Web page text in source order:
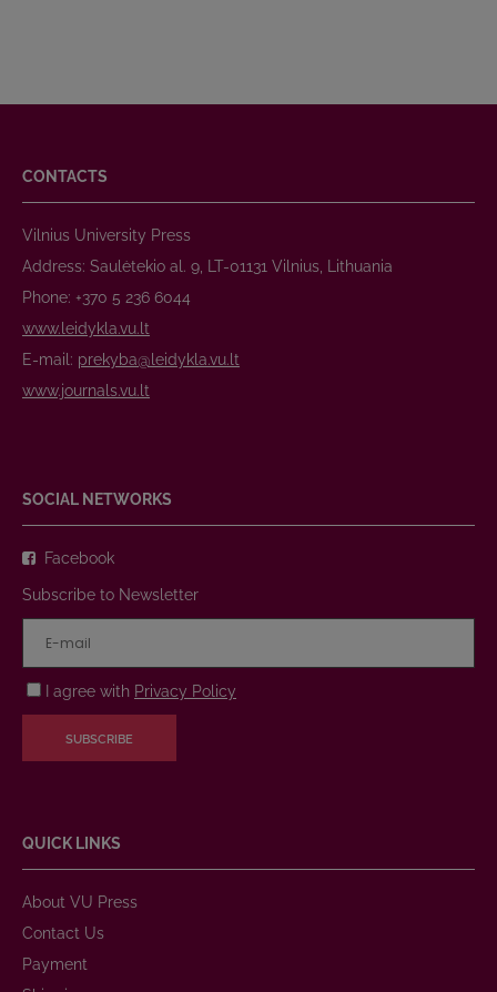
CONTACTS
Vilnius University Press
Address: Saulėtekio al. 9, LT-01131 Vilnius, Lithuania
Phone: +370 5 236 6044
www.leidykla.vu.lt
E-mail: prekyba@leidykla.vu.lt
www.journals.vu.lt
SOCIAL NETWORKS
Facebook
Subscribe to Newsletter
I agree with Privacy Policy
SUBSCRIBE
QUICK LINKS
About VU Press
Contact Us
Payment